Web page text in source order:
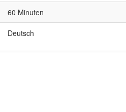
60 Minuten
Deutsch